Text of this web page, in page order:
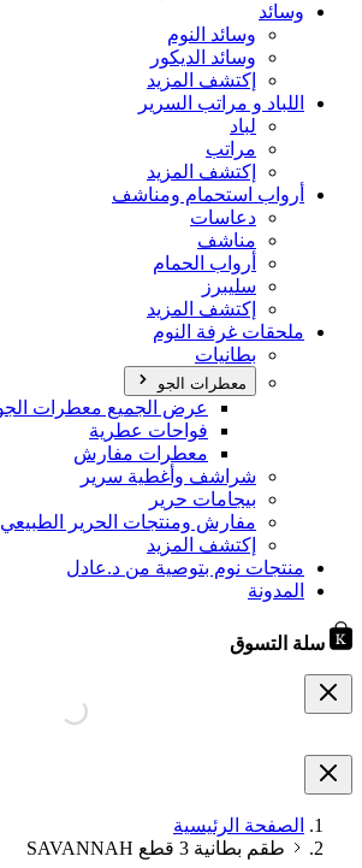
وسائد
وسائد النوم
وسائد الديكور
إكتشف المزيد
اللباد و مراتب السرير
لباد
مراتب
إكتشف المزيد
أرواب استحمام ومناشف
دعاسات
مناشف
أرواب الحمام
سليبرز
إكتشف المزيد
ملحقات غرفة النوم
بطانيات
معطرات الجو
عرض الجميع معطرات
فواحات عطرية
معطرات مفارش
شراشف وأغطية سرير
بيجامات حرير
مفارش ومنتجات الحرير الطبيعي
إكتشف المزيد
منتجات نوم بتوصية من د.عادل
المدونة
سلة التسوق
الصفحة الرئيسية
طقم بطانية 3 قطع SAVANNAH